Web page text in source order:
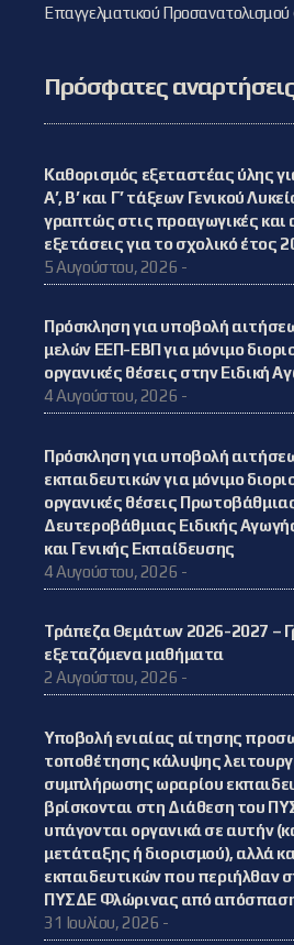
Επαγγελματικού
Πρόσφατες
Καθορισμός εξεταστέας ύλης
Α’, Β’ και Γ’ τάξεων Γενικού
γραπτώς στις προαγωγικές και
εξετάσεις για το σχολικό έτος
5 Αυγούστου, 2026 -
Πρόσκληση για υποβολή
μελών ΕΕΠ-ΕΒΠ για μόνιμο
οργανικές θέσεις στην Ειδική
4 Αυγούστου, 2026 -
Πρόσκληση για υποβολή
εκπαιδευτικών για μόνιμο
οργανικές θέσεις
Δευτεροβάθμιας Ειδικής
και Γενικής Εκπαίδευσης
4 Αυγούστου, 2026 -
Τράπεζα Θεμάτων 2026-2027 –
εξεταζόμενα μαθήματα
2 Αυγούστου, 2026 -
Υποβολή ενιαίας αίτησης
τοποθέτησης κάλυψης
συμπλήρωσης ωραρίου
βρίσκονται στη Διάθεση του
υπάγονται οργανικά σε αυτήν
μετάταξης ή διορισμού), αλλά
εκπαιδευτικών που περιήλθαν
ΠΥΣΔΕ Φλώρινας από
31 Ιουλίου, 2026 -